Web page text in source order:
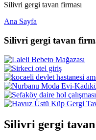
Silivri gergi tavan firması
Ana Sayfa
Silivri gergi tavan
Silivri gergi tavan